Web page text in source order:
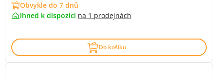
Obvykle do 7 dnů
ihned k dispozici na 1 prodejnách
Do košíku